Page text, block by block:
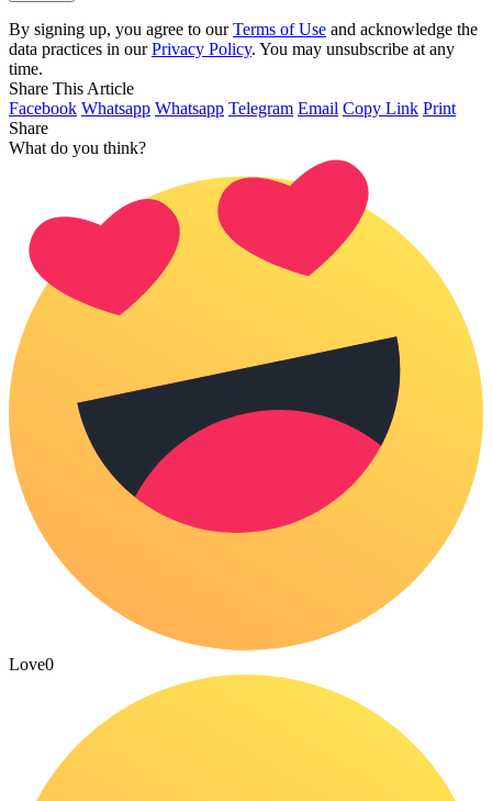
By signing up, you agree to ourTerms of Use and acknowledge the
data practices in ourPrivacy Policy. You may unsubscribe at any
time.
Share This Article
Facebook Whatsapp Whatsapp Telegram Email Copy Link Print
Share
What do you think?
Love0